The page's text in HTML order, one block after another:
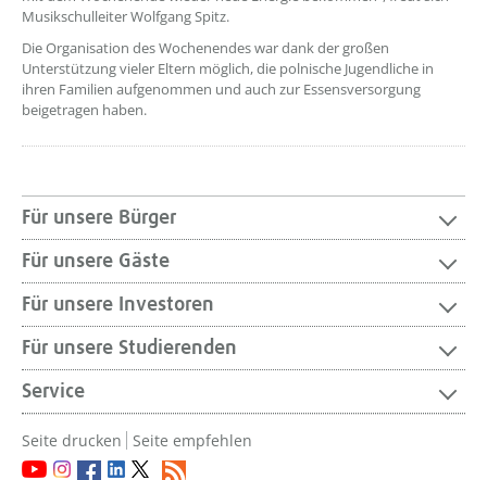
Musikschulleiter Wolfgang Spitz.
Die Organisation des Wochenendes war dank der großen
Unterstützung vieler Eltern möglich, die polnische Jugendliche in
ihren Familien aufgenommen und auch zur Essensversorgung
beigetragen haben.
Für unsere Bürger
Für unsere Gäste
Für unsere Investoren
Für unsere Studierenden
Service
Seite drucken Seite empfehlen